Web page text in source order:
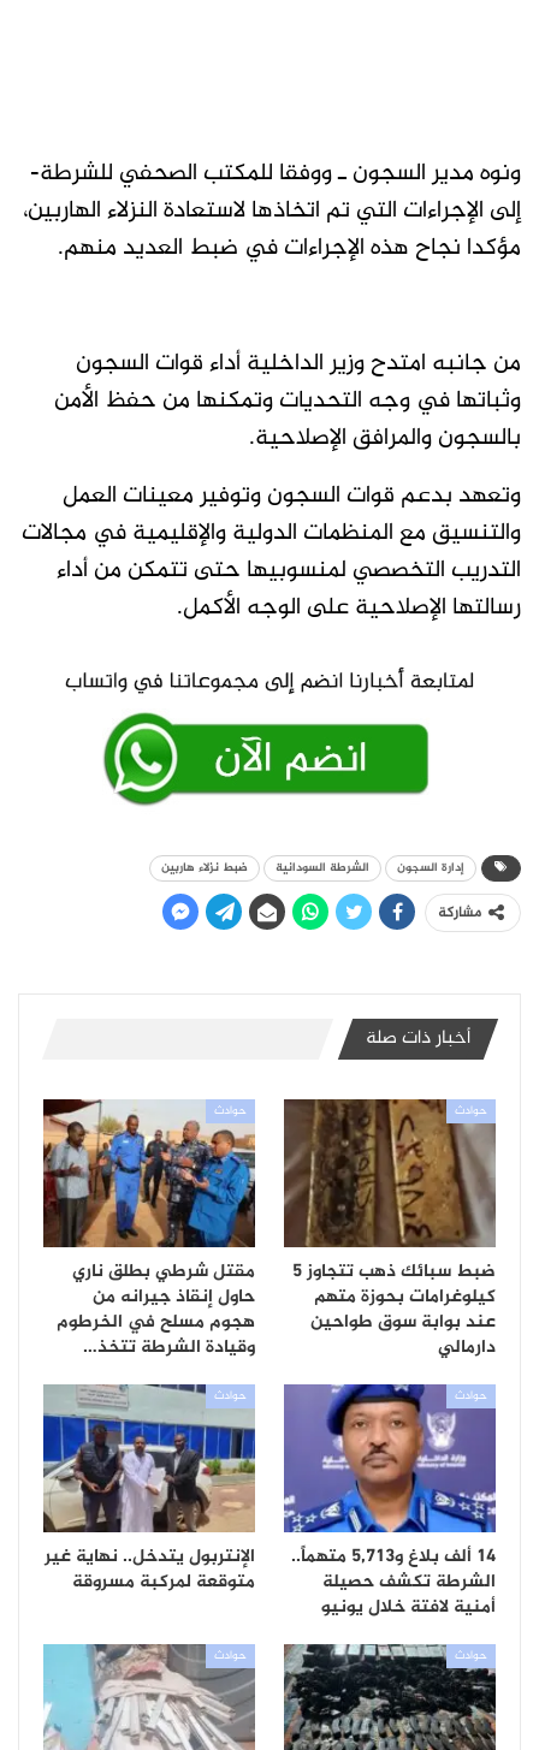
ونوه مدير السجون ـ ووفقا للمكتب الصحفي للشرطة-
إلى الإجراءات التي تم اتخاذها لاستعادة النزلاء الهاربين،
مؤكدا نجاح هذه الإجراءات في ضبط العديد منهم.
من جانبه امتدح وزير الداخلية أداء قوات السجون
وثباتها في وجه التحديات وتمكنها من حفظ الأمن
بالسجون والمرافق الإصلاحية.
وتعهد بدعم قوات السجون وتوفير معينات العمل
والتنسيق مع المنظمات الدولية والإقليمية في مجالات
التدريب التخصصي لمنسوبيها حتى تتمكن من أداء
رسالتها الإصلاحية على الوجه الأكمل.
إدارة السجون الشرطة السودانية ضبط نزلاء هاربين
مشاركة
أخبار ذات صلة
حوادث
ضبط سبائك ذهب تتجاوز 5
كيلوغرامات بحوزة متهم
عند بوابة سوق طواحين
دارمالي
حوادث
مقتل شرطي بطلق ناري
حاول إنقاذ جيرانه من
هجوم مسلح في الخرطوم
وقيادة الشرطة تتخذ…
حوادث
14 ألف بلاغ و5,713 متهماً..
الشرطة تكشف حصيلة
أمنية لافتة خلال يونيو
حوادث
الإنتربول يتدخل.. نهاية غير
متوقعة لمركبة مسروقة
حوادث حوادث